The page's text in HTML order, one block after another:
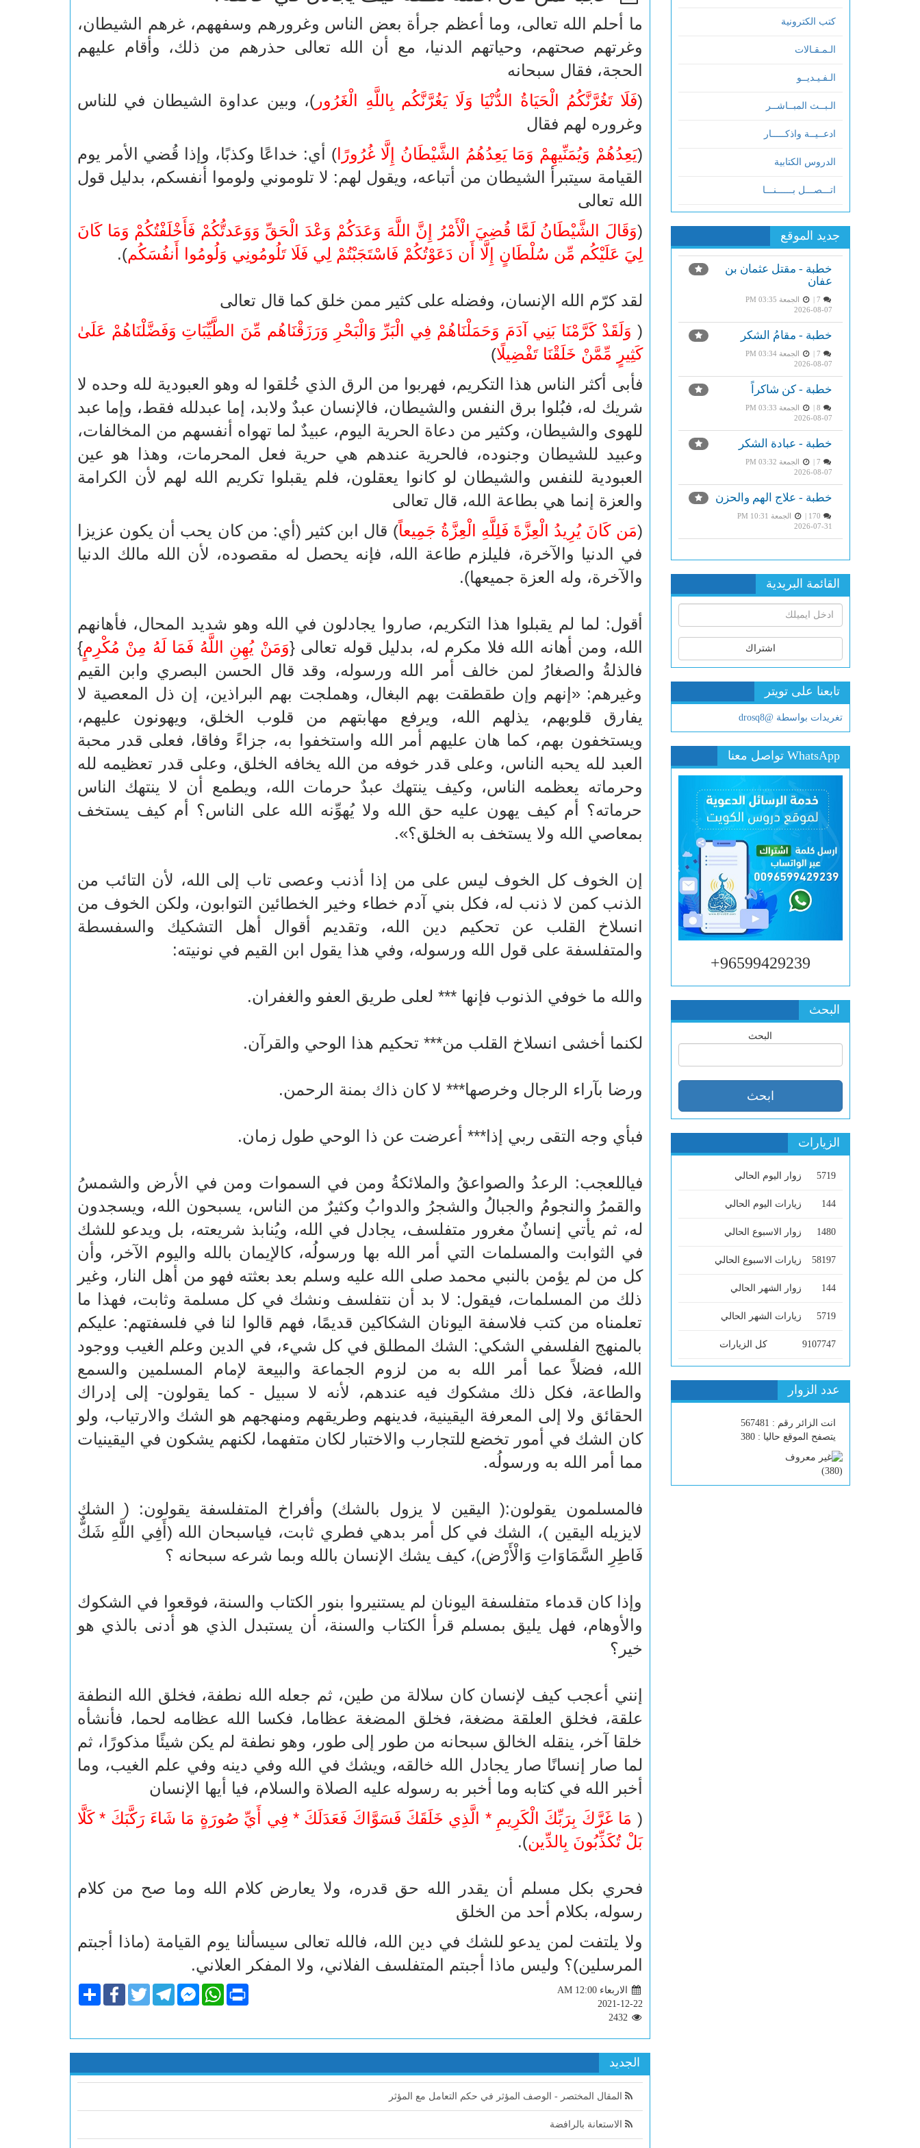
كتب الكترونية
الـمـقـالات
الـفـيـديــو
الـبــث المبــاشــر
ادعــيــة واذكـــــار
الدروس الكتابية
اتـــصـــل بــــــنـــا
جديد الموقع
خطبة - مقتل عثمان بن
عفان
الجمعة PM 03:35
2026-08-07
خطبة - مقامُ الشكر
الجمعة PM 03:34
2026-08-07
خطبة - كن شاكراً
الجمعة PM 03:33
2026-08-07
خطبة - عبادة الشكر
الجمعة PM 03:32
2026-08-07
خطبة - علاج الهم والحزن
الجمعة PM 10:31
2026-07-31
القائمة البريدية
اشتراك
تابعنا على تويتر
تغريدات بواسطة @drosq8
WhatsApp تواصل معنا
96599429239+
البحث
البحث
الزيارات
5719 زوار اليوم الحالي
144 زيارات اليوم الحالي
1480 زوار الاسبوع الحالي
58197 زيارات الاسبوع الحالي
144 زوار الشهر الحالي
5719 زيارات الشهر الحالي
9107747 كل الزيارات
عدد الزوار
انت الزائر رقم : 567481
يتصفح الموقع حاليا : 380
(
380
)
ما أحلم الله تعالى، وما أعظم جرأة بعض الناس وغرورهم وسفههم، غرهم الشيطان،
وغرتهم صحتهم، وحياتهم الدنيا، مع أن الله تعالى حذرهم من ذلك، وأقام عليهم
الحجة، فقال سبحانه
(فَلَا تَغُرَّنَّكُمُ الْحَيَاةُ الدُّنْيَا وَلَا يَغُرَّنَّكُم بِاللَّهِ الْغَرُور )، وبين عداوة الشيطان في للناس
وغروره لهم فقال
(يَعِدُهُمْ وَيُمَنِّيهِمْ وَمَا يَعِدُهُمُ الشَّيْطَانُ إِلَّا غُرُورًا) أي: خداعًا وكذبًا، وإذا قُضي الأمر يوم
القيامة سيتبرأ الشيطان من أتباعه، ويقول لهم: لا تلوموني ولوموا أنفسكم، بدليل قول
الله تعالى
(وَقَالَ الشَّيْطَانُ لَمَّا قُضِيَ الْأَمْرُ إِنَّ اللَّهَ وَعَدَكُمْ وَعْدَ الْحَقِّ وَوَعَدتُّكُمْ فَأَخْلَفْتُكُمْ وَمَا كَانَ
لِيَ عَلَيْكُم مِّن سُلْطَانٍ إِلَّا أَن دَعَوْتُكُمْ فَاسْتَجَبْتُمْ لِي فَلَا تَلُومُونِي وَلُومُوا أَنفُسَكُم).
لقد كرّم الله الإنسان، وفضله على كثير ممن خلق كما قال تعالى
( وَلَقَدْ كَرَّمْنَا بَنِي آدَمَ وَحَمَلْنَاهُمْ فِي الْبَرِّ وَالْبَحْرِ وَرَزَقْنَاهُم مِّنَ الطَّيِّبَاتِ وَفَضَّلْنَاهُمْ عَلَىٰ
كَثِيرٍ مِّمَّنْ خَلَقْنَا تَفْضِيلًا)
فأبى أكثر الناس هذا التكريم، فهربوا من الرق الذي خُلقوا له وهو العبودية لله وحده لا
شريك له، فبُلوا برق النفس والشيطان، فالإنسان عبدٌ ولابد، إما عبدلله فقط، وإما عبد
للهوى والشيطان، وكثير من دعاة الحرية اليوم، عبيدٌ لما تهواه أنفسهم من المخالفات،
وعبيد للشيطان وجنوده، فالحرية عندهم هي حرية فعل المحرمات، وهذا هو عين
العبودية للنفس والشيطان لو كانوا يعقلون، فلم يقبلوا تكريم الله لهم لأن الكرامة
والعزة إنما هي بطاعة الله، قال تعالى
(مَن كَانَ يُرِيدُ الْعِزَّةَ فَلِلَّهِ الْعِزَّةُ جَمِيعاً) قال ابن كثير (أي: من كان يحب أن يكون عزيزا
في الدنيا والآخرة، فليلزم طاعة الله، فإنه يحصل له مقصوده، لأن الله مالك الدنيا
والآخرة، وله العزة جميعها).
أقول: لما لم يقبلوا هذا التكريم، صاروا يجادلون في الله وهو شديد المحال، فأهانهم
الله، ومن أهانه الله فلا مكرم له، بدليل قوله تعالى {وَمَنْ يُهِنِ اللَّهُ فَمَا لَهُ مِنْ مُكْرِمٍ}
فالذلةُ والصغارُ لمن خالف أمر الله ورسوله، وقد قال الحسن البصري وابن القيم
وغيرهم: «إنهم وإن طقطقت بهم البغال، وهملجت بهم البراذين، إن ذل المعصية لا
يفارق قلوبهم، يذلهم الله، ويرفع مهابتهم من قلوب الخلق، ويهونون عليهم،
ويستخفون بهم، كما هان عليهم أمر الله واستخفوا به، جزاءً وفاقا، فعلى قدر محبة
العبد لله يحبه الناس، وعلى قدر خوفه من الله يخافه الخلق، وعلى قدر تعظيمه لله
وحرماته يعظمه الناس، وكيف ينتهك عبدٌ حرمات الله، ويطمع أن لا ينتهك الناس
حرماته؟ أم كيف يهون عليه حق الله ولا يُهوِّنه الله على الناس؟ أم كيف يستخف
بمعاصي الله ولا يستخف به الخلق؟».
إن الخوف كل الخوف ليس على من إذا أذنب وعصى تاب إلى الله، لأن التائب من
الذنب كمن لا ذنب له، فكل بني آدم خطاء وخير الخطائين التوابون، ولكن الخوف من
انسلاخ القلب عن تحكيم دين الله، وتقديم أقوال أهل التشكيك والسفسطة
والمتفلسفة على قول الله ورسوله، وفي هذا يقول ابن القيم في نونيته:
والله ما خوفي الذنوب فإنها *** لعلى طريق العفو والغفران.
لكنما أخشى انسلاخ القلب من*** تحكيم هذا الوحي والقرآن.
ورضا بآراء الرجال وخرصها*** لا كان ذاك بمنة الرحمن.
فبأي وجه التقى ربي إذا*** أعرضت عن ذا الوحي طول زمان.
فياللعجب: الرعدُ والصواعقُ والملائكةُ ومن في السموات ومن في الأرض والشمسُ
والقمرُ والنجومُ والجبالُ والشجرُ والدوابُ وكثيرٌ من الناس، يسبحون الله، ويسجدون
له، ثم يأتي إنسانٌ مغرور متفلسف، يجادل في الله، ويُنابذ شريعته، بل ويدعو للشك
في الثوابت والمسلمات التي أمر الله بها ورسولُه، كالإيمان بالله واليوم الآخر، وأن
كل من لم يؤمن بالنبي محمد صلى الله عليه وسلم بعد بعثته فهو من أهل النار، وغير
ذلك من المسلمات، فيقول: لا بد أن نتفلسف ونشك في كل مسلمة وثابت، فهذا ما
تعلمناه من كتب فلاسفة اليونان الشكاكين قديمًا، فهم قالوا لنا في فلسفتهم: عليكم
بالمنهج الفلسفي الشكي: الشك المطلق في كل شيء، في الدين وعلم الغيب ووجود
الله، فضلاً عما أمر الله به من لزوم الجماعة والبيعة لإمام المسلمين والسمع
والطاعة، فكل ذلك مشكوك فيه عندهم، لأنه لا سبيل - كما يقولون- إلى إدراك
الحقائق ولا إلى المعرفة اليقينية، فدينهم وطريقهم ومنهجهم هو الشك والارتياب، ولو
كان الشك في أمور تخضع للتجارب والاختبار لكان متفهما، لكنهم يشكون في اليقينيات
مما أمر الله به ورسولُه.
فالمسلمون يقولون:( اليقين لا يزول بالشك) وأفراخ المتفلسفة يقولون: ( الشك
لايزيله اليقين )، الشك في كل أمر بدهي فطري ثابت، فياسبحان الله (أَفِي اللَّهِ شَكٌّ
فَاطِرِ السَّمَاوَاتِ وَالْأَرْض)، كيف يشك الإنسان بالله وبما شرعه سبحانه ؟
وإذا كان قدماء متفلسفة اليونان لم يستنيروا بنور الكتاب والسنة، فوقعوا في الشكوك
والأوهام، فهل يليق بمسلم قرأ الكتاب والسنة، أن يستبدل الذي هو أدنى بالذي هو
خير؟
إنني أعجب كيف لإنسان كان سلالة من طين، ثم جعله الله نطفة، فخلق الله النطفة
علقة، فخلق العلقة مضغة، فخلق المضغة عظاما، فكسا الله عظامه لحما، فأنشأه
خلقا آخر، ينقله الخالق سبحانه من طور إلى طور، وهو نطفة لم يكن شيئًا مذكورًا، ثم
لما صار إنسانًا صار يجادل الله خالقه، ويشك في الله وفي دينه وفي علم الغيب، وما
أخبر الله في كتابه وما أخبر به رسوله عليه الصلاة والسلام، فيا أيها الإنسان
( مَا غَرَّكَ بِرَبِّكَ الْكَرِيمِ * الَّذِي خَلَقَكَ فَسَوَّاكَ فَعَدَلَكَ * فِي أَيِّ صُورَةٍ مَا شَاءَ رَكَّبَكَ * كَلَّا
بَلْ تُكَذِّبُونَ بِالدِّين).
فحري بكل مسلم أن يقدر الله حق قدره، ولا يعارض كلام الله وما صح من كلام
رسوله، بكلام أحد من الخلق
ولا يلتفت لمن يدعو للشك في دين الله، فالله تعالى سيسألنا يوم القيامة (ماذا أجبتم
المرسلين)؟ وليس ماذا أجبتم المتفلسف الفلاني، ولا المفكر العلاني.
الاربعاء AM 12:00
2021-12-22
2432
ShareFacebookTwitterTelegramFacebook
Messenger
WhatsApp Print
الجديد
المقال المختصر - الوصف المؤثر في حكم التعامل مع المؤثر
الاستعانة بالرافضة